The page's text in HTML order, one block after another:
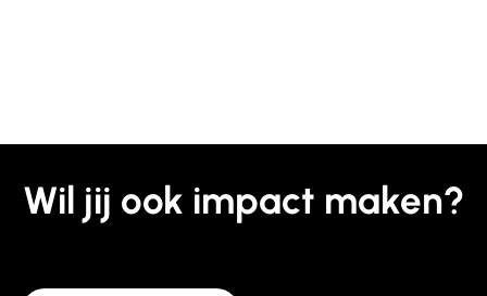
Wil jij ook impact maken?